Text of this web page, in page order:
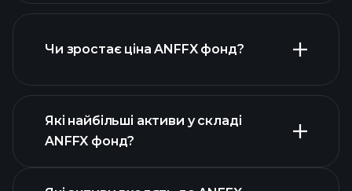
розширеній
діаграмі
Чи зростає ціна ANFFX фонд?
Які найбільші активи у складі
ANFFX фонд?